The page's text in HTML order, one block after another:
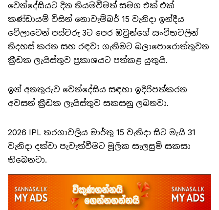
වෙන්දේසියට දින නියමවීමත් සමග එක් එක්
කණ්ඩායම් විසින් නොවැම්බර් 15 වැනිදා ඉන්දීය
වේලාවෙන් පස්වරු 3ට පෙර ඔවුන්ගේ සංචිතවලින්
නිදහස් කරන සහ රඳවා ගැනීමට බලාපොරොත්තුවන
ක්‍රීඩක ලැයිස්තුව ප්‍රකාශයට පත්කළ යුතුයි.
ඉන් අනතුරුව වෙන්දේසිය සඳහා ඉදිරිපත්කරන
අවසන් ක්‍රීඩක ලැයිස්තුව සකසනු ලබනවා.
2026 IPL තරගාවලිය මාර්තු 15 වැනිදා සිට මැයි 31
වැනිදා දක්වා පැවැත්වීමට මූලික සැලසුම් සකසා
තිබෙනවා.